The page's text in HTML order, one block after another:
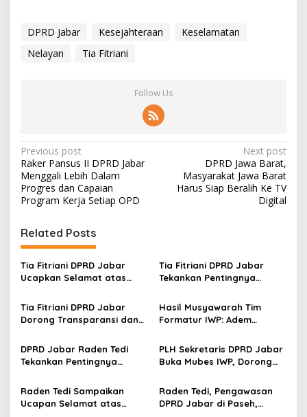
DPRD Jabar Kesejahteraan
Keselamatan
Nelayan
Tia Fitriani
Follow Us
P
o
s
t
n
a
v
i
g
a
t
i
o
n
Previous post
Raker Pansus II DPRD Jabar
Menggali Lebih Dalam
Progres dan Capaian
Program Kerja Setiap OPD
Next post
DPRD Jawa Barat,
Masyarakat Jawa Barat
Harus Siap Beralih Ke TV
Digital
Related Posts
Tia Fitriani DPRD Jabar
Ucapkan Selamat atas
Adem Sutisna sebagai
Ketua IWP Jabar
Tia Fitriani DPRD Jabar
Tekankan Pentingnya
Perkuat Kader NasDem di
Kabupaten Bandung
Tia Fitriani DPRD Jabar
Dorong Transparansi dan
Pemprov Jabar hingga
Tingkat Desa
Hasil Musyawarah Tim
Formatur IWP: Adem
IWP DPRD Jabar Periode
2026–2028
DPRD Jabar Raden Tedi
Tekankan Pentingnya
Pengendalian
Pembangunan yang Tepat
Sasaran
PLH Sekretaris DPRD Jabar
Buka Mubes IWP, Dorong
Perkuat Jurnalisme
Berbasis Fakta
Raden Tedi Sampaikan
Ucapan Selamat atas
Raden Tedi, Pengawasan
DPRD Jabar di Paseh,